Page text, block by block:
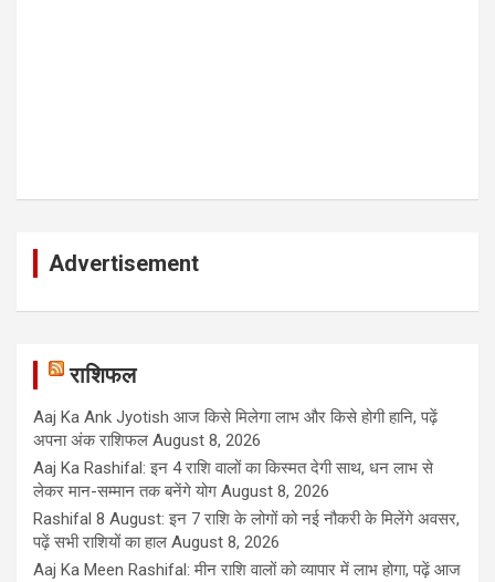
Advertisement
राशिफल
Aaj Ka Ank Jyotish आज किसे मिलेगा लाभ और किसे होगी हानि, पढ़ें
अपना अंक राशिफल August 8, 2026
Aaj Ka Rashifal: इन 4 राशि वालों का किस्मत देगी साथ, धन लाभ से
लेकर मान-सम्मान तक बनेंगे योग August 8, 2026
Rashifal 8 August: इन 7 राशि के लोगों को नई नौकरी के मिलेंगे अवसर,
पढ़ें सभी राशियों का हाल August 8, 2026
Aaj Ka Meen Rashifal: मीन राशि वालों को व्यापार में लाभ होगा, पढ़ें आज